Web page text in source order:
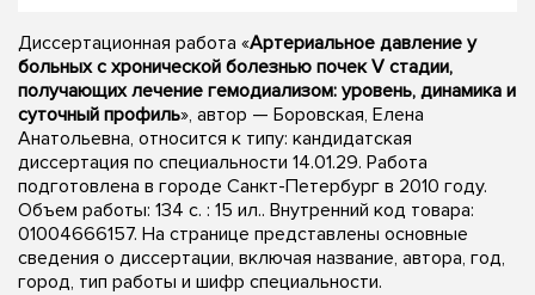
Диссертационная работа «Артериальное давление у
больных с хронической болезнью почек V стадии,
получающих лечение гемодиализом: уровень, динамика и
суточный профиль», автор — Боровская, Елена
Анатольевна, относится к типу: кандидатская
диссертация по специальности 14.01.29. Работа
подготовлена в городе Санкт-Петербург в 2010 году.
Объем работы: 134 с. : 15 ил.. Внутренний код товара:
01004666157. На странице представлены основные
сведения о диссертации, включая название, автора, год,
город, тип работы и шифр специальности.